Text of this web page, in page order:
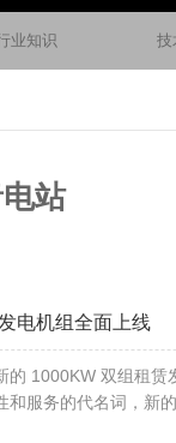
业知识 技
站
电机组全面上线
的 1000KW 双组租
和服务的代名词，新